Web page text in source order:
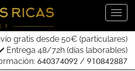
gratis desde 50€ (particulares)
Entrega 48/72h (días laborables)
640374092 / 910842887